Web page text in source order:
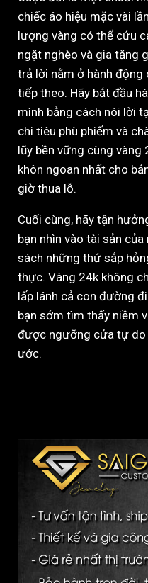
chiếc áo hiệu mặc vài
lượng vàng có thể cứu
ngặt nghèo và gia tăng
trả lời nằm ở hành động
tiếp theo. Hãy bắt đầu
mình bằng cách nói lời
chi tiêu phù phiếm và
lũy bền vững cùng
khôn ngoan nhất cho
giờ thua lỗ.
Cuối cùng, hãy tận
bạn nhìn vào tài sản
sách những thứ sắp
thực. Vàng 24k không
lấp lánh cả con đường
bạn sớm tìm thấy niềm
được ngưỡng cửa tự do
ước.